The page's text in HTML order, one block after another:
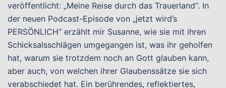
veröffentlicht: „Meine Reise durch das Trauerland“. In
der neuen Podcast-Episode von „jetzt wird’s
PERSÖNLICH“ erzählt mir Susanne, wie sie mit ihren
Schicksalsschlägen umgegangen ist, was ihr geholfen
hat, warum sie trotzdem noch an Gott glauben kann,
aber auch, von welchen ihrer Glaubenssätze sie sich
verabschiedet hat. Ein berührendes, reflektiertes,